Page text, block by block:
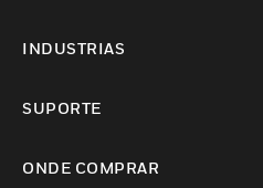
INDUSTRIAS
SUPORTE
ONDE COMPRAR